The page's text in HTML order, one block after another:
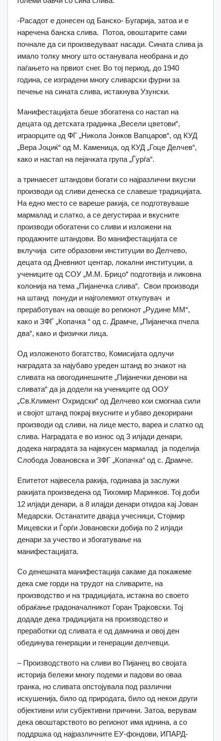
-Расадот е донесен од Банско- Бугарија, затоа и е
наречена банска слива. Потоа, овоштарите сами
почнале да си произведуваат насади. Сината слива ја
имало толку многу што останувала необрана и до
паѓањето на првиот снег. Во тој период, до 1940
година, се изградени многу сливарски фурни за
печење на сината слива, истакнува Узунски.
Манифестацијата беше збогатена со настап на
децата од детската градинка „Весели цветови“,
играорците од ФГ „Никола Јонков Вапцаров“, од КУД
„Вера Јоциќ“ од М. Каменица, од КУД „Гоце Делчев“,
како и настап на пејачката група „Ѓурѓа“.
а тринаесет штандови богати со најразлични вкусни
производи од сливи денеска се славеше традицијата.
На едно место се вареше ракија, се подготвуваше
мармалад и слатко, а се дегустираа и вкусните
производи обогатени со сливи и изложени на
продажните штандови. Во манифестацијата се
вклучија сите образовни институции во Делчево,
децата од Дневниот центар, локални институции, а
учениците од СОУ „М.М. Брицо“ подготвија и ликовна
колонија на тема „Пијанечка слива“. Свои производи
на штанд понуди и најголемиот откупувач и
преработувач на овошје во регионот „Рудине ММ“,
како и ЗФГ „Копачка “ од с. Драмче, „Пијанечка пчела
два“, како и физички лица.
Од изложеното богатство, Комисијата одлучи
наградата за најубаво уреден штанд во знакот на
сливата на овогодинешните „Пијанечки денови на
сливата“ да ја додели на учениците од ООУ
„Св.Климент Охридски“ од Делчево кои смогнаа сили
и својот штанд покрај вкусните и убаво декорирани
производи од сливи, на лице место, вареа и слатко од
слива. Наградата е во износ од 3 илјади денари,
додека наградата за највкусен мармалад ја поделија
Слобода Јовановска и ЗФГ „Копачка“ од с. Драмче.
Епитетот највесела ракија, годинава ја заслужи
ракијата произведена од Тихомир Маринков. Тој доби
12 илјади денари, а 8 илајди денари отидоа кај Јован
Медарски. Останатите двајца учесници, Стојмир
Мицевски и Ѓорѓи Јовановски добија по 2 илјади
денари за учество и збогатување на
манифестацијата.
Со денешната манифестација сакаме да покажеме
дека сме горди на трудот на сливарите, на
производство и на традицијата, истакна во своето
обраќање градоначалникот Горан Трајковски. Тој
додаде дека традицијата на производство и
преработки од сливата е од дамнина и овој ден
обединува генерации и генерации делчевци.
– Производството на сливи во Пијанец во својата
историја бележи многу подеми и падови во оваа
гранка, но сливата опстојувала под различни
искушенија, било од природата, било од некои други
објективни или субјективни причини. Затоа, верувам
дека овоштарството во регионот има иднина, а со
поддршка од најразличните ЕУ-фондови, ИПАРД-